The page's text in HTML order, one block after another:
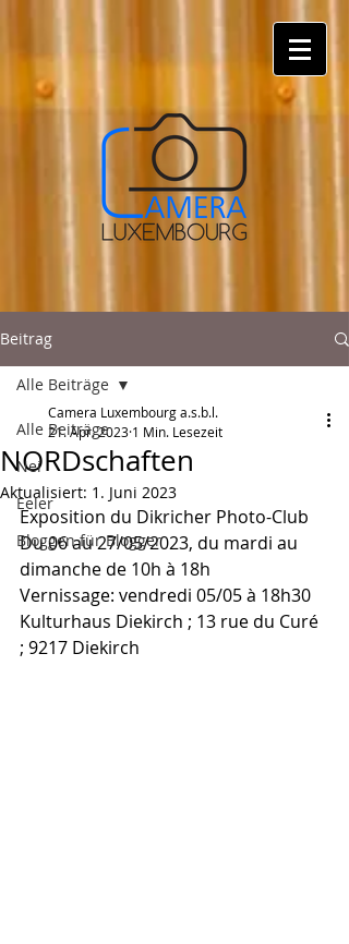
Beitrag
Alle Beiträge
Nei
Eeler
Bloggen für Blogger
Alle Beiträge
NORDschaften
Camera Luxembourg a.s.b.l.
21. Apr. 2023 1 Min. Lesezeit
Aktualisiert: 1. Juni 2023
Exposition du Dikricher Photo-Club
Du 06 au 27/05/2023, du mardi au
dimanche de 10h à 18h
Vernissage: vendredi 05/05 à 18h30
Kulturhaus Diekirch ; 13 rue du Curé
; 9217 Diekirch